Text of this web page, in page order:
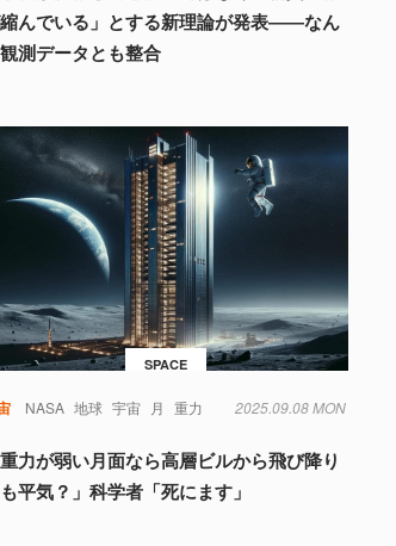
んでいる」とする新理論が発表――なん
測データとも整合
SPACE
NASA 地球 宇宙 月 重力 2025.09.08 MON
重力が弱い月面なら高層ビルから飛び降り
平気？」科学者「死にます」